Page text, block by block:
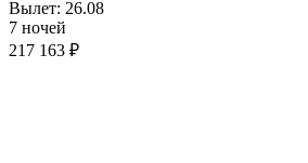
Вылет: 26.08
7 ночей
217 163 ₽